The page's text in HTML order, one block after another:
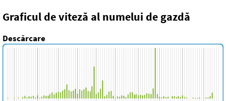
Graficul de viteză al numelui de gazdă
Descărcare